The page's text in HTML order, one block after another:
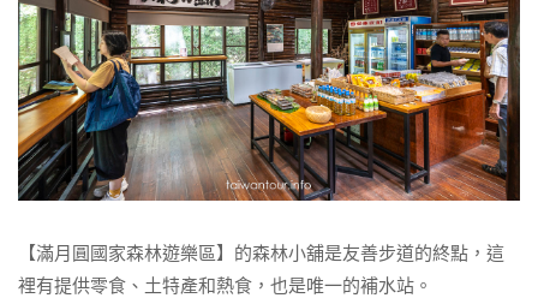
【滿月圓國家森林遊樂區】的森林小舖是友善步道的終點，這
裡有提供零食、土特產和熱食，也是唯一的補水站。